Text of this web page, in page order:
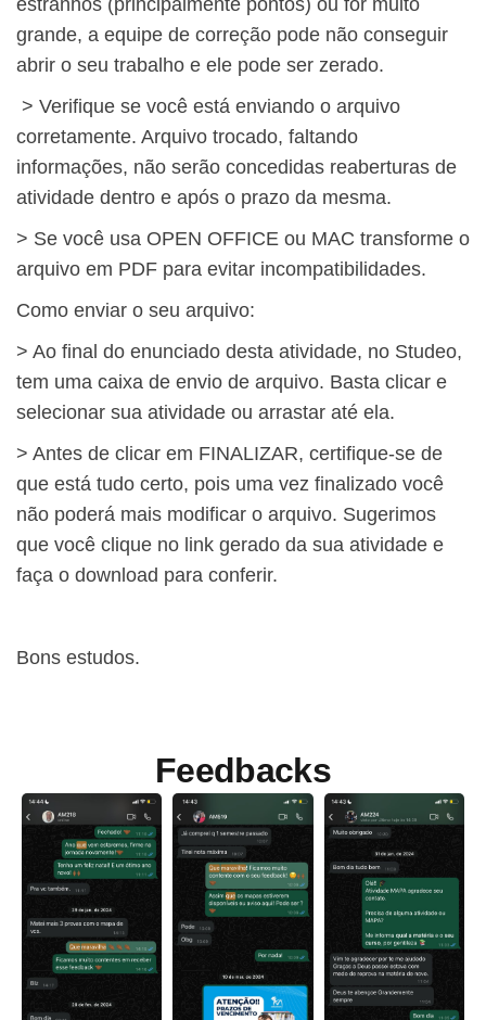
estranhos (principalmente pontos) ou for muito
grande, a equipe de correção pode não conseguir
abrir o seu trabalho e ele pode ser zerado.
> Verifique se você está enviando o arquivo
corretamente. Arquivo trocado, faltando
informações, não serão concedidas reaberturas de
atividade dentro e após o prazo da mesma.
> Se você usa OPEN OFFICE ou MAC transforme o
arquivo em PDF para evitar incompatibilidades.
Como enviar o seu arquivo:
> Ao final do enunciado desta atividade, no Studeo,
tem uma caixa de envio de arquivo. Basta clicar e
selecionar sua atividade ou arrastar até ela.
> Antes de clicar em FINALIZAR, certifique-se de
que está tudo certo, pois uma vez finalizado você
não poderá mais modificar o arquivo. Sugerimos
que você clique no link gerado da sua atividade e
faça o download para conferir.
Bons estudos.
Feedbacks